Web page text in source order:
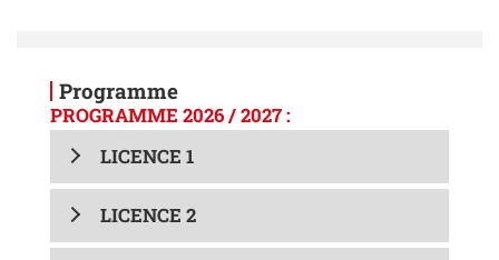
Programme
PROGRAMME 2026 / 2027 :
LICENCE 1
LICENCE 2